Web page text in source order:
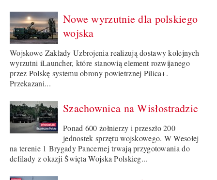
Nowe wyrzutnie dla polskiego
wojska
Wojskowe Zakłady Uzbrojenia realizują dostawy kolejnych
wyrzutni iLauncher, które stanowią element rozwijanego
przez Polskę systemu obrony powietrznej Pilica+.
Przekazani...
Szachownica na Wisłostradzie
Ponad 600 żołnierzy i przeszło 200
jednostek sprzętu wojskowego. W Wesołej
na terenie 1 Brygady Pancernej trwają przygotowania do
defilady z okazji Święta Wojska Polskieg...